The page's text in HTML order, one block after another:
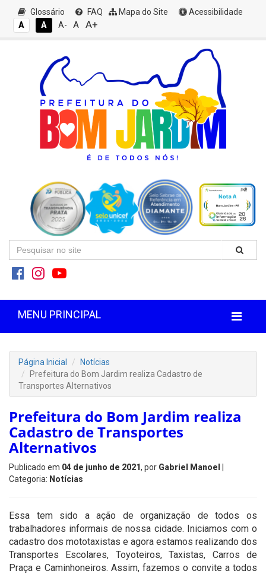
Glossário FAQ Mapa do Site
Acessibilidade
A
A A- A A+
MENU PRINCIPAL
Página Inicial
Notícias
Prefeitura do Bom Jardim realiza Cadastro de
Transportes Alternativos
Prefeitura do Bom Jardim realiza
Cadastro de Transportes
Alternativos
Publicado em 04 de junho de 2021, por Gabriel Manoel
Categoria: Notícias
Essa tem sido a ação de organização de todos os
trabalhadores informais de nossa cidade. Iniciamos com o
cadastro dos mototaxistas e agora estamos realizando dos
Transportes Escolares, Toyoteiros, Taxistas, Carros de
Praça e Caminhoneiros. Assim, fazemos o convite a todos